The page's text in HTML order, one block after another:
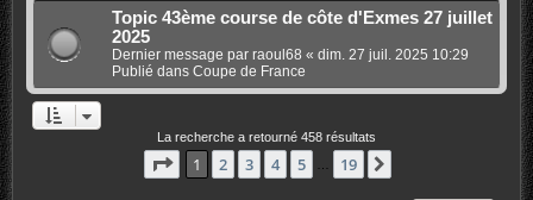
Topic 43ème course de côte d'Exmes 27 juillet
2025
Dernier message par raoul68 « dim. 27 juil. 2025 10:29
Publié dans Coupe de France
La recherche a retourné 458 résultats
Page 1sur19
1 2 3 4 5 19